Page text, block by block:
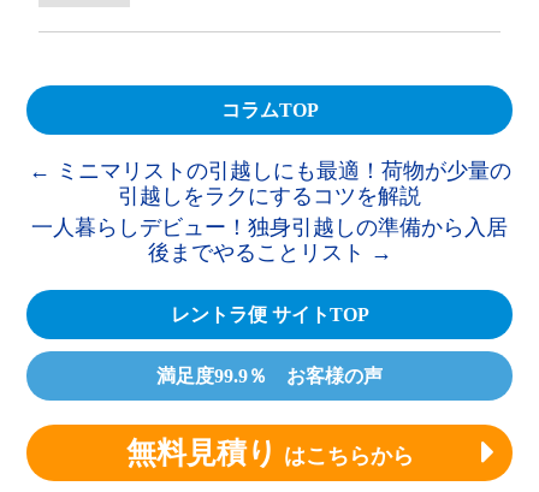
コラムTOP
← ミニマリストの引越しにも最適！荷物が少量の
引越しをラクにするコツを解説
一人暮らしデビュー！独身引越しの準備から入居
後までやることリスト →
レントラ便 サイトTOP
満足度99.9％ お客様の声
無料見積り はこちらから